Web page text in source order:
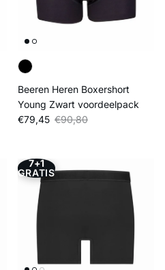
Beeren Heren Boxershort
Young Zwart voordeelpack
Verkoopprijs
€79,45 Reguliere prijs
€90,80
7+1
GRATIS